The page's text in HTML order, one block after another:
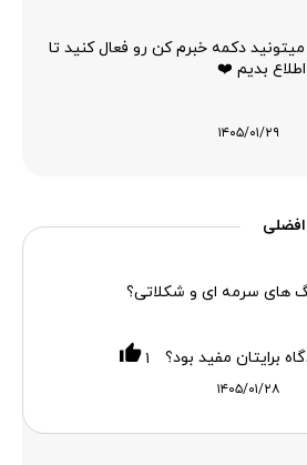
دکمه خبرم کن رو فعال کنید تا
بدیم ❤️
۱۴۰۵/۰۱/۲۹
های سرمه ای و شکلاتی؟
۱۴۰۵/۰۱/۲۸
برایتان مفید بود؟ ۱